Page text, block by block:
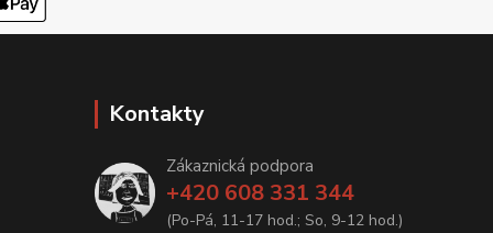
Kontakty
Zákaznická podpora
+420 608 331 344
(Po-Pá, 11-17 hod.; So, 9-12 hod.)